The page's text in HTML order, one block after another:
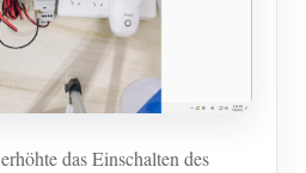
das Einschalten des